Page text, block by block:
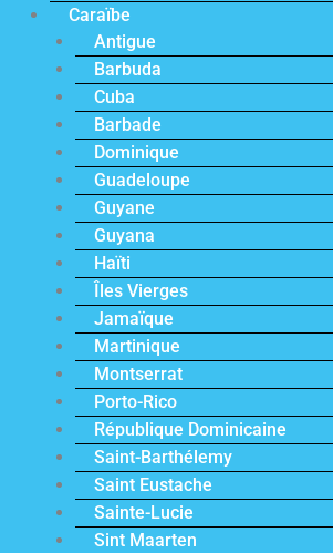
Caraïbe
Antigue
Barbuda
Cuba
Barbade
Dominique
Guadeloupe
Guyane
Guyana
Haïti
Îles Vierges
Jamaïque
Martinique
Montserrat
Porto-Rico
République Dominicaine
Saint-Barthélemy
Saint Eustache
Sainte-Lucie
Sint Maarten